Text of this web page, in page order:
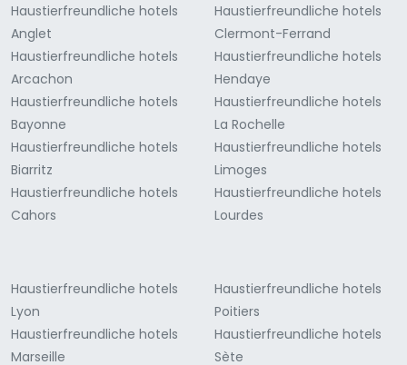
Haustierfreundliche hotels
Anglet
Haustierfreundliche hotels
Arcachon
Haustierfreundliche hotels
Bayonne
Haustierfreundliche hotels
Biarritz
Haustierfreundliche hotels
Cahors
Haustierfreundliche hotels
Clermont-Ferrand
Haustierfreundliche hotels
Hendaye
Haustierfreundliche hotels
La Rochelle
Haustierfreundliche hotels
Limoges
Haustierfreundliche hotels
Lourdes
Haustierfreundliche hotels
Lyon
Haustierfreundliche hotels
Marseille
Haustierfreundliche hotels
Poitiers
Haustierfreundliche hotels
Sète